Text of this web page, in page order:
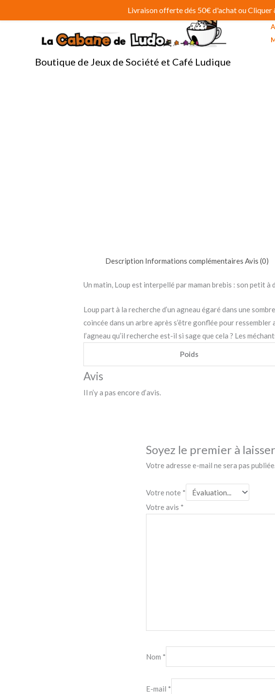
au
Boutique de Jeux de Société et Café Ludique
Description Informations complémentaires Avis (0)
Un matin, Loup est interpellé par maman brebis : son petit
Loup part à la recherche d’un agneau égaré dans une
coincée dans un arbre après s’être gonflée pour
l’agneau qu’il recherche est-il si sage que cela ? Les
Poids
Avis
Il n’y a pas encore d’avis.
Soyez le premier à
Votre adresse e-mail ne sera pas
Votre note *
Votre avis *
Nom *
E-mail *
Livraison offerte dés 50€ d'achat ou